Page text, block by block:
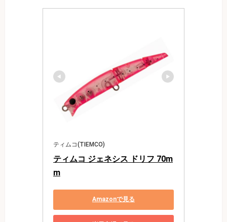
ティムコ(TIEMCO)
ティムコ ジェネシス ドリフ 70m
m
Amazonで見る